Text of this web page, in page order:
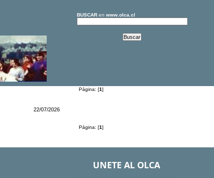
BUSCARen www.olca.cl
Página: [1]
22/07/2026
Página: [1]
UNETE AL OLCA